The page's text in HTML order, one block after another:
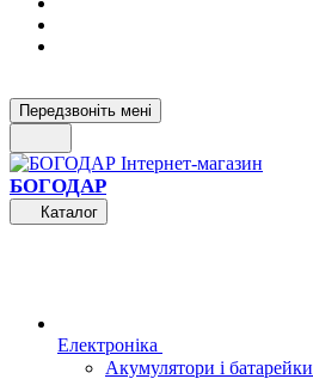
Передзвоніть мені
БОГОДАР
Каталог
Електроніка
Акумулятори і батарейки